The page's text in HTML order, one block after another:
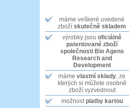
máme veškeré uvedené
zboží skutečně skladem
výrobky jsou oficiálně
patentované zboží
společnosti Bio Agens
Research and
Development
máme vlastní sklady, ze
kterých si můžete osobně
zboží vyzvednout
možnostplatby kartou